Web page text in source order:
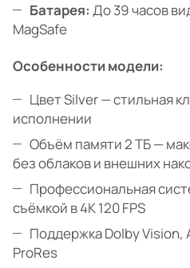
Батарея: До 39 часов
MagSafe
Особенности модели:
Цвет Silver — стильная
исполнении
Объём памяти 2 ТБ —
без облаков и внешних
Профессиональная
съёмкой в 4K 120 FPS
Поддержка Dolby Vision,
ProRes